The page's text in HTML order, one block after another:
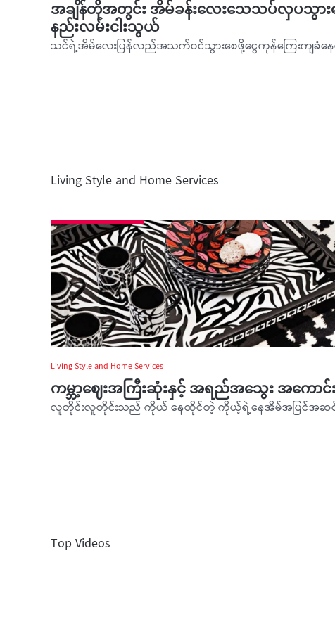
အချိန်တိုအတွင်း အိမ်ခန်းလေးသေသပ်လှပသွာ
နည်းလမ်းငါးသွယ်
Living Style and Home Services
Living Style and Home Services
ကမ္ဘာ့ဈေးအကြီးဆုံးနှင့် အရည်အသွေး အကောင်
Top Videos